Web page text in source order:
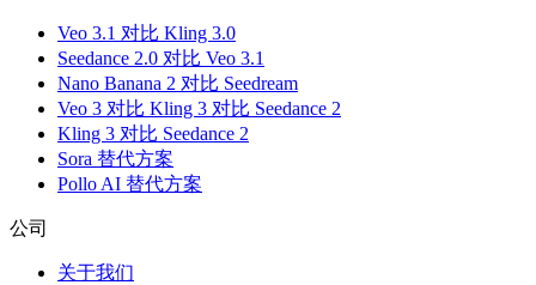
Veo 3.1 对比 Kling 3.0
Seedance 2.0 对比 Veo 3.1
Nano Banana 2 对比 Seedream
Veo 3 对比 Kling 3 对比 Seedance 2
Kling 3 对比 Seedance 2
Sora 替代方案
Pollo AI 替代方案
公司
关于我们